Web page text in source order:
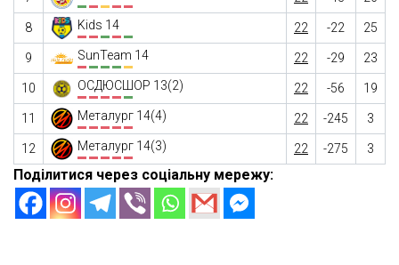
8 Kids 14 22 -22 25
9 SunTeam 14 22 -29 23
10 ОСДЮСШОР 13(2) 22 -56 19
11 Металург 14(4) 22 -245 3
12 Металург 14(3) 22 -275 3
Поділитися через соціальну мережу: